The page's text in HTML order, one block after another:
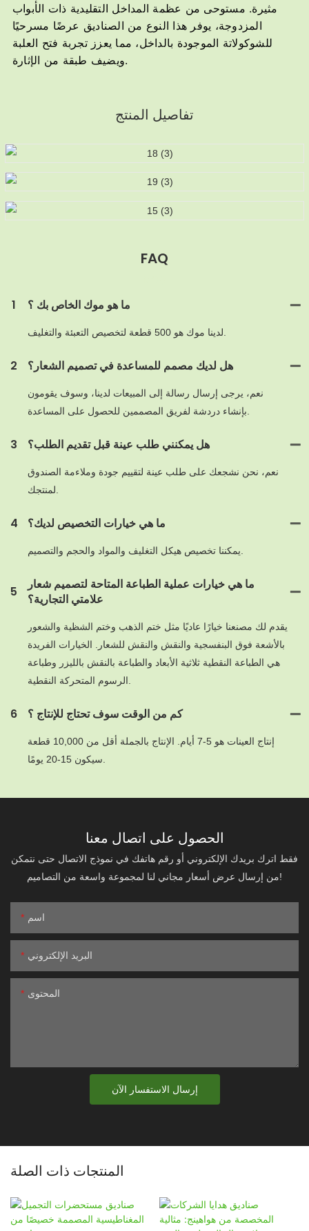
مثيرة. مستوحى من عظمة المداخل التقليدية ذات الأبواب
المزدوجة، يوفر هذا النوع من الصناديق عرضًا مسرحيًا
للشوكولاتة الموجودة بالداخل، مما يعزز تجربة فتح العلبة
ويضيف طبقة من الإثارة.
تفاصيل المنتج
FAQ
1 ما هو موك الخاص بك ؟
2 هل لديك مصمم للمساعدة في تصميم الشعار؟
نعم، يرجى إرسال رسالة إلى المبيعات لدينا، وسوف يقومون
3 هل يمكنني طلب عينة قبل تقديم الطلب؟
نعم، نحن نشجعك على طلب عينة لتقييم جودة وملاءمة الصندوق
4 ما هي خيارات التخصيص لديك؟
5
ما هي خيارات عملية الطباعة المتاحة لتصميم شعار
علامتي التجارية؟
يقدم لك مصنعنا خيارًا عاديًا مثل ختم الذهب وختم الشظية والشعور
بالأشعة فوق البنفسجية والنقش والنقش للشعار. الخيارات الفريدة
هي الطباعة النقطية ثلاثية الأبعاد والطباعة بالنقش بالليزر وطباعة
6 كم من الوقت سوف تحتاج للإنتاج ؟
إنتاج العينات هو 5-7 أيام. الإنتاج بالجملة أقل من 10,000 قطعة
الحصول على اتصال معنا
فقط اترك بريدك الإلكتروني أو رقم هاتفك في نموذج الاتصال حتى نتمكن
من إرسال عرض أسعار مجاني لنا لمجموعة واسعة من التصاميم!
اسم
البريد الإلكتروني
المحتوى
إرسال الاستفسار الآن
المنتجات ذات الصلة